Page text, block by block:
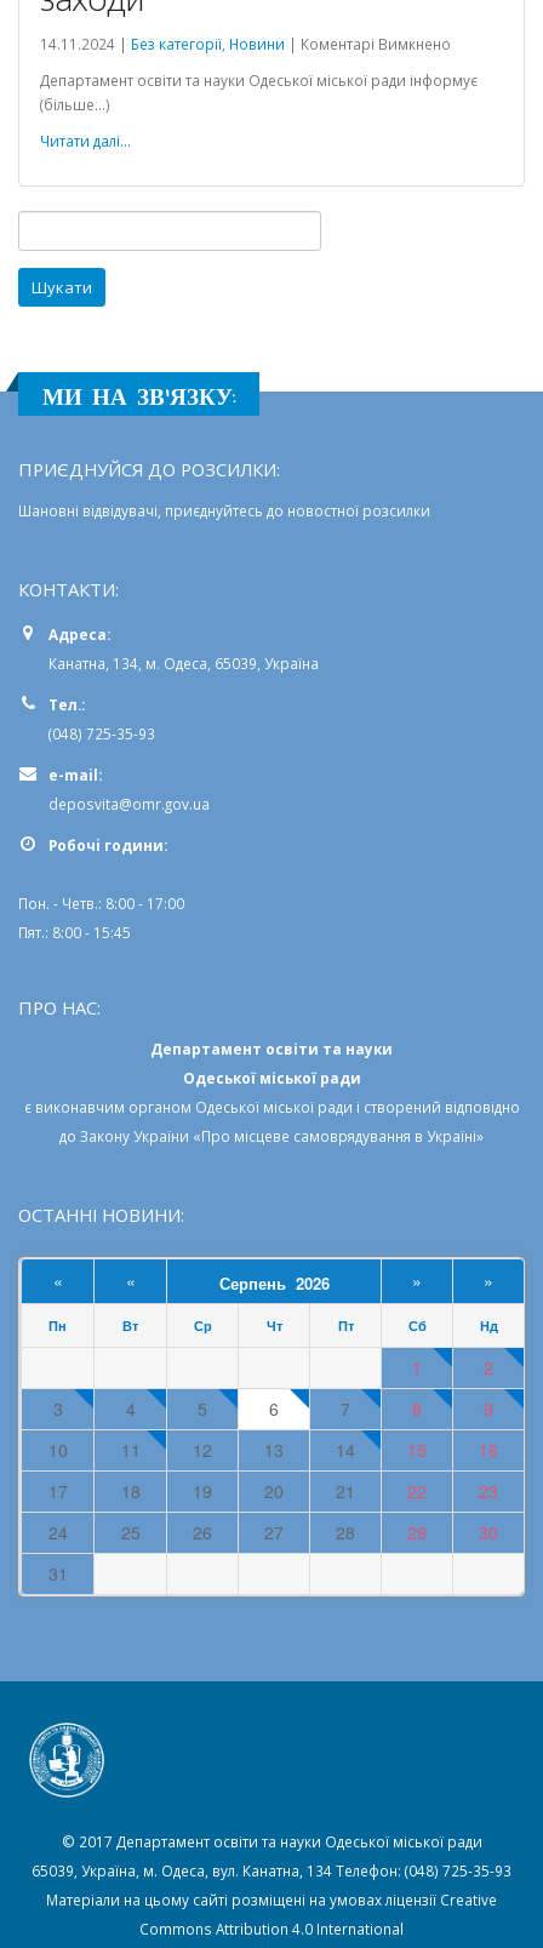
14.11.2024 | Без категорії Новини | Коментарі Вимкнено
центр
Департамент освіти та науки Одеської міської ради інформує
(більше…)
Читати далі...
МИ НА ЗВ'ЯЗКУ:
ПРИЄДНУЙСЯ ДО РОЗСИЛКИ:
Шановні відвідувачі, приєднуйтесь до новостної розсилки
КОНТАКТИ:
Адреса:
Канатна, 134, м. Одеса, 65039, Україна
Тел.:
(048) 725-35-93
e-mail:
deposvita@omr.gov.ua
Робочi години:
Пон. - Четв.: 8:00 - 17:00
Пят.: 8:00 - 15:45
ПРО НАС:
Департамент освіти та науки
Одеської міської ради
є виконавчим органом Одеської міської ради і створений відповідно
до Закону України «Про місцеве самоврядування в Україні»
ОСТАННІ НОВИНИ:
« « Серпень 2026 » »
Пн Вт Ср Чт Пт Сб Нд
1
2
3
4 5 6 7 8
9
10
11 12 13 14 15
16
17
18 19 20 21 22
23
24
25 26 27 28 29
30
31
© 2017 Департамент освіти та науки Одеської міської ради
65039, Україна, м. Одеса, вул. Канатна, 134 Телефон: (048) 725-35-93
Матеріали на цьому сайті розміщені на умовах ліцензії Creative
Commons Attribution 4.0 International